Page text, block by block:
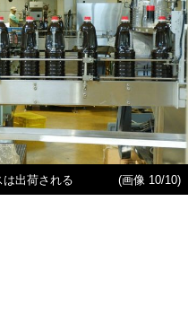
出荷される (画像 10/10)